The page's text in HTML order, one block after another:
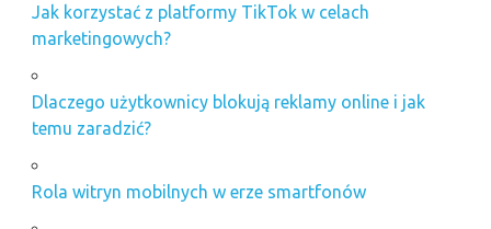
Jak korzystać z platformy TikTok w celach
marketingowych?
Dlaczego użytkownicy blokują reklamy online i jak
temu zaradzić?
Rola witryn mobilnych w erze smartfonów